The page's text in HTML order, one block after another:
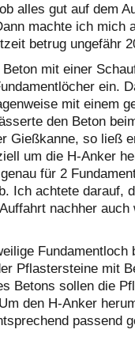
alles gut auf dem
machte ich mich
betrug ungefähr
mit einer
ein.
mit einem
den Beton
Gießkanne, so ließ
um die H-Anker
für 2
Ich achtete darauf,
nachher auch
Fundamentloch
Pflastersteine mit
Betons sollen die
den H-Anker
passend